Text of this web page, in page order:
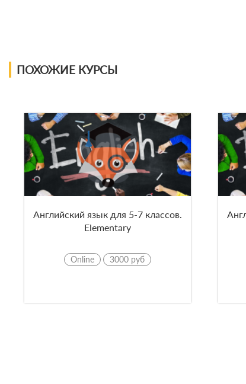
ПОХОЖИЕ КУРСЫ
Английский язык для 5-7 классов.
Elementary
Online 3000 руб